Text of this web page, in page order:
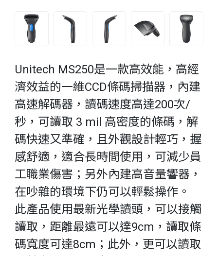
Unitech MS250是一款高效能，高經
濟效益的一維CCD條碼掃描器，內建
高速解碼器，讀碼速度高達200次/
秒，可讀取 3 mil 高密度的條碼，解
碼快速又準確，且外觀設計輕巧，握
感舒適，適合長時間使用，可減少員
工職業傷害；另外內建高音量響器，
在吵雜的環境下仍可以輕鬆操作。
此產品使用最新光學讀頭，可以接觸
讀取，距離最遠可以達9cm，讀取條
碼寬度可達8cm；此外，更可以讀取